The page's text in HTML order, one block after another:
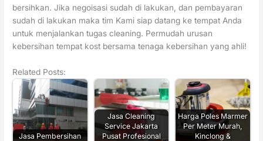
bersihkan. Jika negoisasi sudah di lakukan, dan pembayaran
sudah di lakukan maka tim Kami siap datang ke tempat Anda
untuk menjalankan tugas cleaning. Permudah urusan
kebersihan tempat kost bersama tenaga kebersihan yang ahli!
Related Posts:
Jasa Pembersihan
Jasa Cleaning
Service Jakarta
Pusat Profesional
Harga Poles Marmer
Per Meter Murah,
Kinclong &